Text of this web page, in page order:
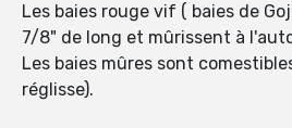
Les baies rouge vif ( baies de
7/8" de long et mûrissent à
Les baies mûres sont
réglisse).